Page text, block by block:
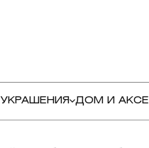
УКРАШЕНИЯ ДОМ И